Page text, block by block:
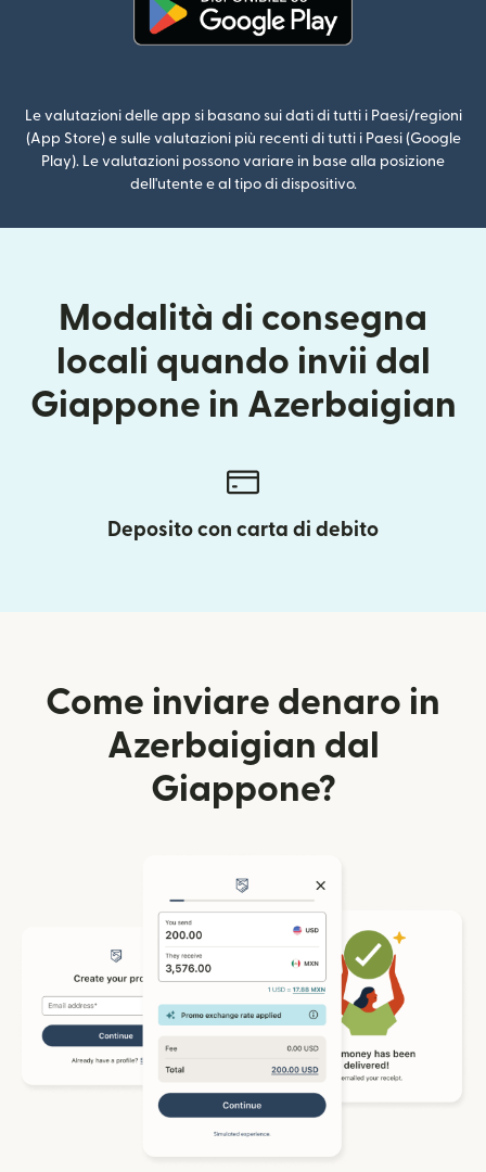
Le valutazioni delle app si basano sui dati di tutti i Paesi/regioni
(App Store) e sulle valutazioni più recenti di tutti i Paesi (Google
Play). Le valutazioni possono variare in base alla posizione
dell'utente e al tipo di dispositivo.
Modalità di consegna
locali quando invii dal
Giappone in Azerbaigian
Deposito con carta di debito
Come inviare denaro in
Azerbaigian dal
Giappone?